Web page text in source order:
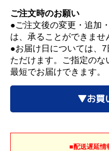
ご注文時のお願い
●ご注文後の変更・追加
は、承ることができませ
●お届け日については、
ただけます。ご指定の
最短でお届けできます。
▼お買
■配送遅延情